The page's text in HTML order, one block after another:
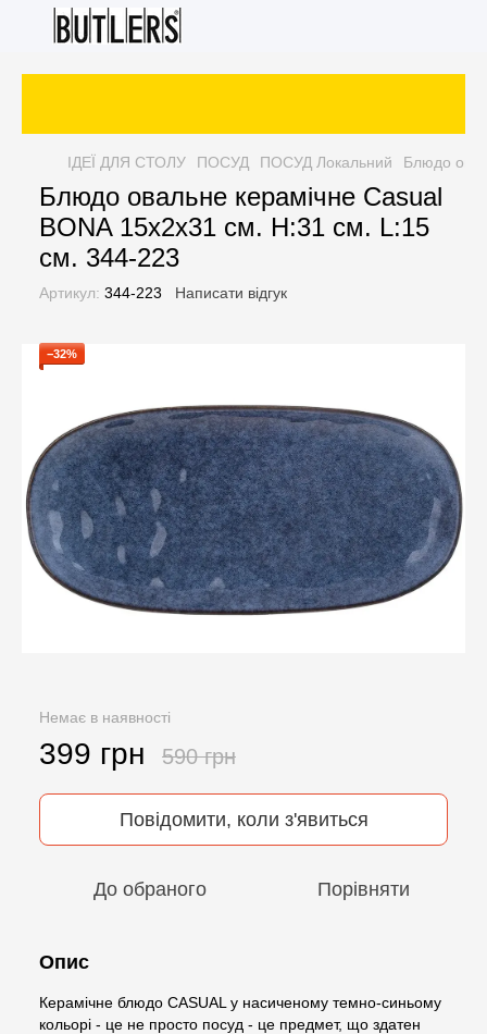
ІДЕЇ ДЛЯ СТОЛУ ПОСУД ПОСУД Локальний Блюдо
Блюдо овальне керамічне Casual
BONA 15x2x31 см. H:31 см. L:15
см. 344-223
Артикул: 344-223 Написати відгук
−32%
Немає в наявності
399 грн 590 грн
Повідомити, коли з'явиться
До обраного Порівняти
Опис
Керамічне блюдо CASUAL у насиченому темно-синьому
кольорі - це не просто посуд - це предмет, що здатен